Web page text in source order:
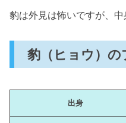
豹（ヒョウ）は
サカモトを病
巻の第55話）
の第55話）
サカモトデイズ
豹は外見は怖いですが、
豹（ヒョウ）
出身